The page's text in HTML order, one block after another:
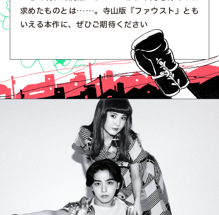
求めたものとは……。寺山版『ファウスト』とも
いえる本作に、ぜひご期待ください